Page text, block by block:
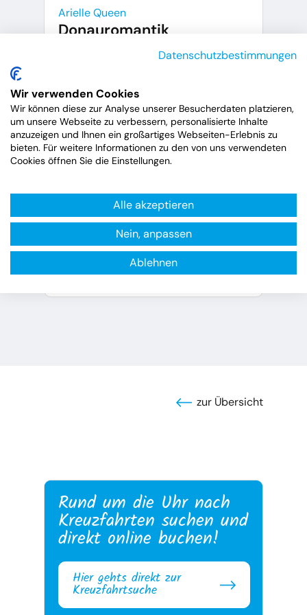
Arielle Queen
Donauromantik
Donau
Flusskreuzfahrt, Gruppen
20260810ARIE
Luxemburg
ab2.679 €p.P.
zu den Reisedetails
zur Übersicht
Rund um die Uhr nach
Kreuzfahrten suchen und
direkt online buchen!
Hier gehts direkt zur
Kreuzfahrtsuche
Datenschutzbestimmungen
Wir verwenden Cookies
Wir können diese zur Analyse unserer Besucherdaten platzieren,
um unsere Webseite zu verbessern, personalisierte Inhalte
anzuzeigen und Ihnen ein großartiges Webseiten-Erlebnis zu
bieten. Für weitere Informationen zu den von uns verwendeten
Cookies öffnen Sie die Einstellungen.
Alle akzeptieren
Nein, anpassen
Ablehnen